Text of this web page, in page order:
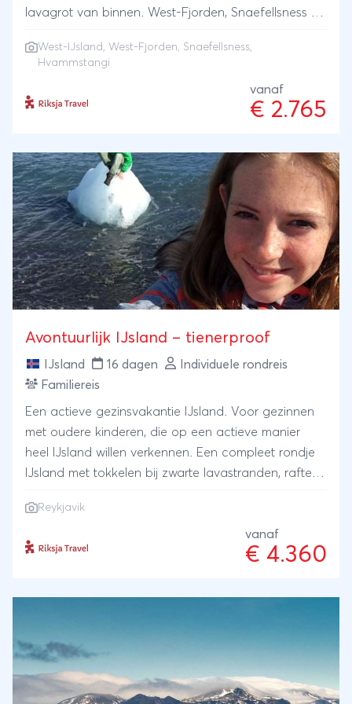
lavagrot van binnen. West-Fjorden, Snaefellsness en
liefhebbers van puur natuur. Van puur IJsland.
West-IJsland, West-Fjorden, Snaefellsness,
Hvammstangi
vanaf
€ 2.765
Avontuurlijk IJsland – tienerproof
IJsland 16 dagen
Individuele rondreis
Familiereis
Een actieve gezinsvakantie IJsland. Voor gezinnen
met oudere kinderen, die op een actieve manier
heel IJsland willen verkennen. Een compleet rondje
IJsland met tokkelen bij zwarte lavastranden, raften
Dát zijn de ingrediënten voor je familiereis. De
adrenaline stroomt door je lijf terwijl je van
hoogtepunt naar hoogtepunt rijdt. Lees verder over
Reykjavik
vanaf
€ 4.360